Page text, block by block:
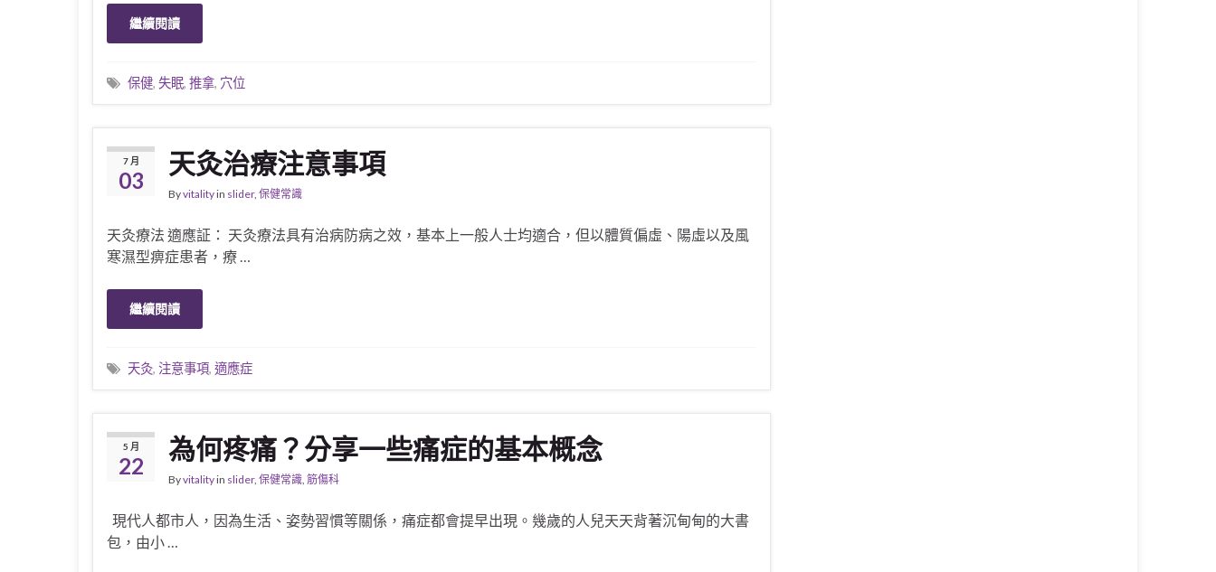
繼續閱讀
保健, 失眠, 推拿, 穴位
7 月
03
天灸治療注意事項
Byvitalityin slider, 保健常識
天灸療法 適應証： 天灸療法具有治病防病之效，基本上一般人士均適合，但以體質偏虛、陽虛以及風
寒濕型痹症患者，療 …
繼續閱讀
天灸, 注意事項, 適應症
5 月
22
為何疼痛？分享一些痛症的基本概念
Byvitalityin slider, 保健常識, 筋傷科
現代人都市人，因為生活、姿勢習慣等關係，痛症都會提早出現。幾歲的人兒天天背著沉甸甸的大書
包，由小 …